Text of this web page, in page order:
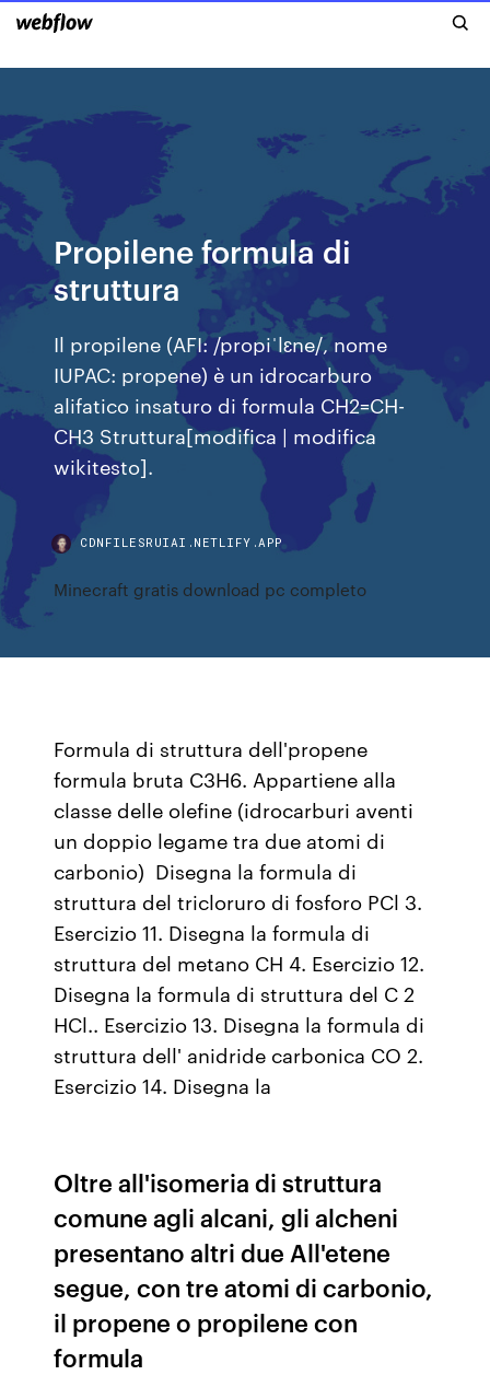
Propilene formula di
struttura
Il propilene (AFI: /propiˈlɛne/, nome
IUPAC: propene) è un idrocarburo
alifatico insaturo di formula CH2=CH-
CH3 Struttura[modifica | modifica
wikitesto].
CDNFILESRUIAI.NETLIFY.APP
Minecraft gratis download pc completo
Formula di struttura dell'propene
formula bruta C3H6. Appartiene alla
classe delle olefine (idrocarburi aventi
un doppio legame tra due atomi di
carbonio) Disegna la formula di
struttura del tricloruro di fosforo PCl 3.
Esercizio 11. Disegna la formula di
struttura del metano CH 4. Esercizio 12.
Disegna la formula di struttura del C 2
HCl.. Esercizio 13. Disegna la formula di
struttura dell' anidride carbonica CO 2.
Esercizio 14. Disegna la
Oltre all'isomeria di struttura
comune agli alcani, gli alcheni
presentano altri due All'etene
segue, con tre atomi di carbonio,
il propene o propilene con
formula